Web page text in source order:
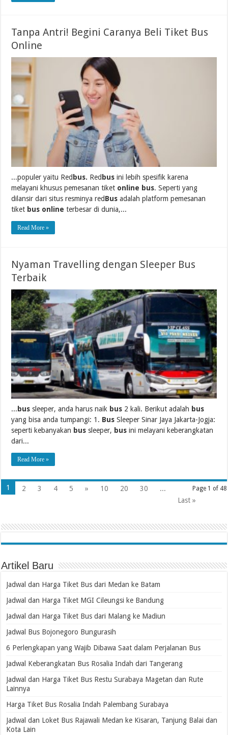
Tanpa Antri! Begini Caranya Beli Tiket Bus
Online
...populer yaitu Redbus. Redbus ini lebih spesifik karena
melayani khusus pemesanan tiket online bus. Seperti yang
dilansir dari situs resminya redBus adalah platform pemesanan
tiket bus online terbesar di dunia,...
Read More »
Nyaman Travelling dengan Sleeper Bus
Terbaik
...bus sleeper, anda harus naik bus 2 kali. Berikut adalah bus
yang bisa anda tumpangi: 1. Bus Sleeper Sinar Jaya Jakarta-Jogja:
seperti kebanyakan bus sleeper, bus ini melayani keberangkatan
dari...
Read More »
Page 1 of 48
1 2 3 4 5 » 10 20 30
...
Last »
Artikel Baru
Jadwal dan Harga Tiket Bus dari Medan ke Batam
Jadwal dan Harga Tiket MGI Cileungsi ke Bandung
Jadwal dan Harga Tiket Bus dari Malang ke Madiun
Jadwal Bus Bojonegoro Bungurasih
6 Perlengkapan yang Wajib Dibawa Saat dalam Perjalanan Bus
Jadwal Keberangkatan Bus Rosalia Indah dari Tangerang
Jadwal dan Harga Tiket Bus Restu Surabaya Magetan dan Rute
Lainnya
Harga Tiket Bus Rosalia Indah Palembang Surabaya
Jadwal dan Loket Bus Rajawali Medan ke Kisaran, Tanjung Balai dan
Kota Lain